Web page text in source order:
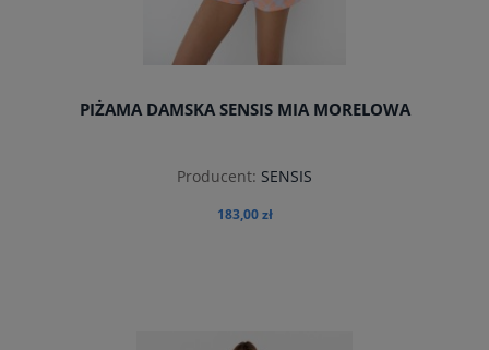
PIŻAMA DAMSKA SENSIS MIA MORELOWA
Producent: SENSIS
183,00 zł